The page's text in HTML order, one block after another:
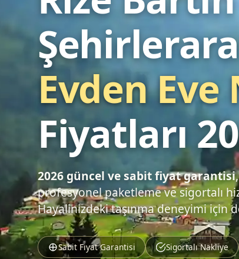
Evden
Fiyatları
2026 güncel ve sabit fiyat garantisi
profesyonel paketleme ve sigortalı
Hayalinizdeki taşınma deneyimi için
Sabit Fiyat Garantisi Sigortalı Nakliye